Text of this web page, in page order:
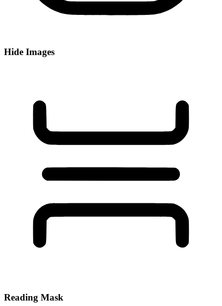
Hide Images
Reading Mask